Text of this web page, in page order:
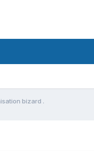
bizard .